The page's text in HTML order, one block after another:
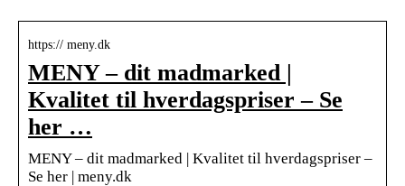
https:// meny.dk
MENY – dit madmarked |
Kvalitet til hverdagspriser – Se
her …
MENY – dit madmarked | Kvalitet til hverdagspriser –
Se her | meny.dk